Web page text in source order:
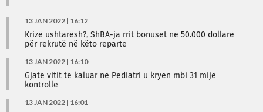
13 JAN 2022 | 16:12
Krizë ushtarësh?, ShBA-ja rrit bonuset në 50.000 dollarë
për rekrutë në këto reparte
13 JAN 2022 | 16:10
Gjatë vitit të kaluar në Pediatri u kryen mbi 31 mijë
kontrolle
13 JAN 2022 | 16:01